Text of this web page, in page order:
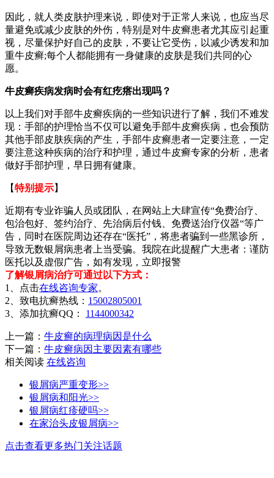
因此，就人类皮肤护理来说，即使对于正常人来说，也应当尽
量避免或减少皮肤的外伤，特别是对牛皮癣患者尤其应引起重
视，尽量保护好自己的皮肤，不要让它受伤，以减少诱发和加
重牛皮癣;每个人都能拥有一身健康的皮肤是我们共同的心
愿。
牛皮癣疾病发病时会有红疙瘩出现吗？
以上我们对手部牛皮癣疾病的一些知识进行了解，我们不难发
现：手部的护理恰当不仅可以避免手部牛皮癣疾病，也会预防
其他手部皮肤疾病的产生，手部牛皮癣患者一定要注意，一定
要注意这种疾病的治疗和护理，通过牛皮癣专家的分析，患者
做好手部护理，早日拥有健康。
【特别提示】
近期有专业诈骗人员或团队，在网站上大肆宣传“免费治疗、
包治包好、签约治疗、先治病后付钱、免费送治疗仪器“等广
告，同时在医院周边还存在“医托”，将患者骗到一些黑诊所，
导致无数银屑病患者上当受骗。我院在此提醒广大患者：谨防
医托以及虚假广告，如有发现，立即报警
了解银屑病治疗可通过以下方式：
1、点击在线咨询专家。
2、致电抗癣热线： 15002805001
3、添加抗癣QQ： 1144000342
上一篇： 牛皮癣的病理病因是什么
下一篇： 牛皮癣病因主要因素有哪些
相关阅读 在线咨询
银屑病严重变形>>
银屑病和阳光>>
银屑病红疹硬吗>>
在家治头皮银屑病>>
点击查看更多热门关注话题